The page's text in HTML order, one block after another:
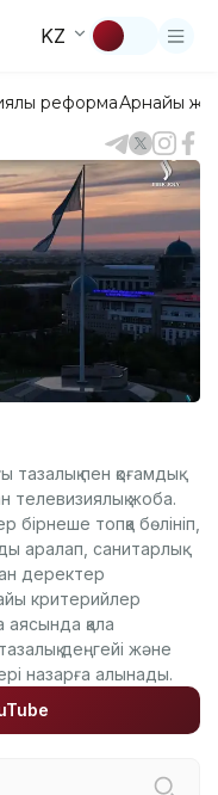
KZ
реформаАрнайы
тазалық пен қоғамдық
телевизиялық жоба.
топқа бөлініп,
аралап, санитарлық
деректер
критерийлер
қала
деңгейі және
назарға алынады.